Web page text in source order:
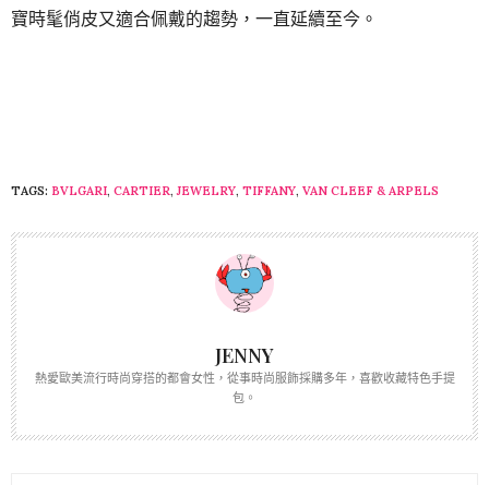
寶時髦俏皮又適合佩戴的趨勢，一直延續至今。
TAGS: BVLGARI, CARTIER,JEWELRY, TIFFANY, VAN CLEEF & ARPELS
JENNY
熱愛歐美流行時尚穿搭的都會女性，從事時尚服飾採購多年，喜歡收藏特色手提
包。